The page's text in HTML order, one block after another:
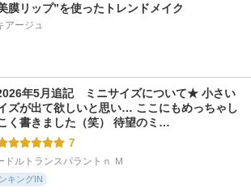
膜リップ”を使ったトレンドメイク
アージュ
年5月追記　ミニサイズについて★ 小さい
ズが出て欲しいと思い… ここにもめっちゃし
く書きました（笑） 待望のミ…
7
ドルトランスパラントｎ Ｍ
キングIN